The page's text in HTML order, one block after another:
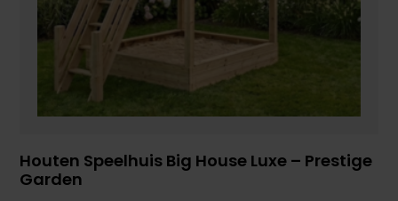
Houten Speelhuis Big House Luxe – Prestige
Garden